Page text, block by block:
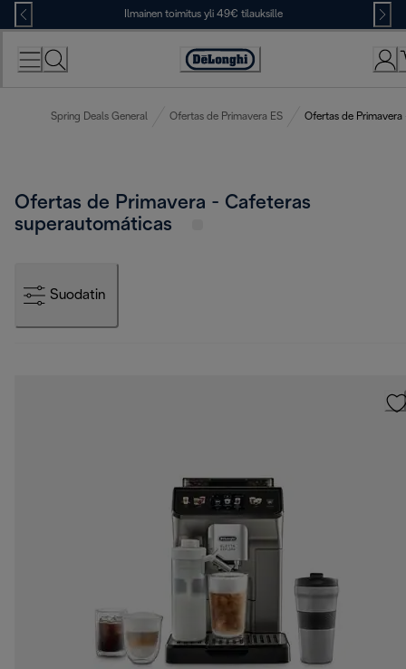
Skip
to
Content
Ilmainen toimitus yli 49€ tilauksille
Accessibility
Spring Deals General Ofertas de Primavera ES Ofertas de
Ofertas de Primavera - Cafeteras
superautomáticas
Suodatin